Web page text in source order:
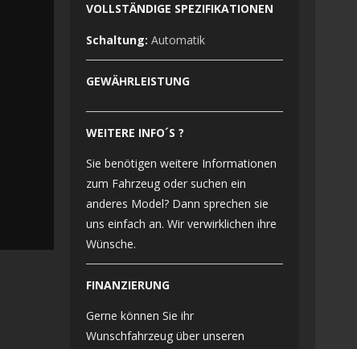
VOLLSTÄNDIGE SPEZIFIKATIONEN
Schaltung: Automatik
GEWÄHRLEISTUNG
WEITERE INFO´S ?
Sie benötigen weitere Informationen
zum Fahrzeug oder suchen ein
anderes Model? Dann sprechen sie
uns einfach an. Wir verwirklichen ihre
Wünsche.
FINANZIERUNG
Gerne können Sie ihr
Wunschfahrzeug über unseren